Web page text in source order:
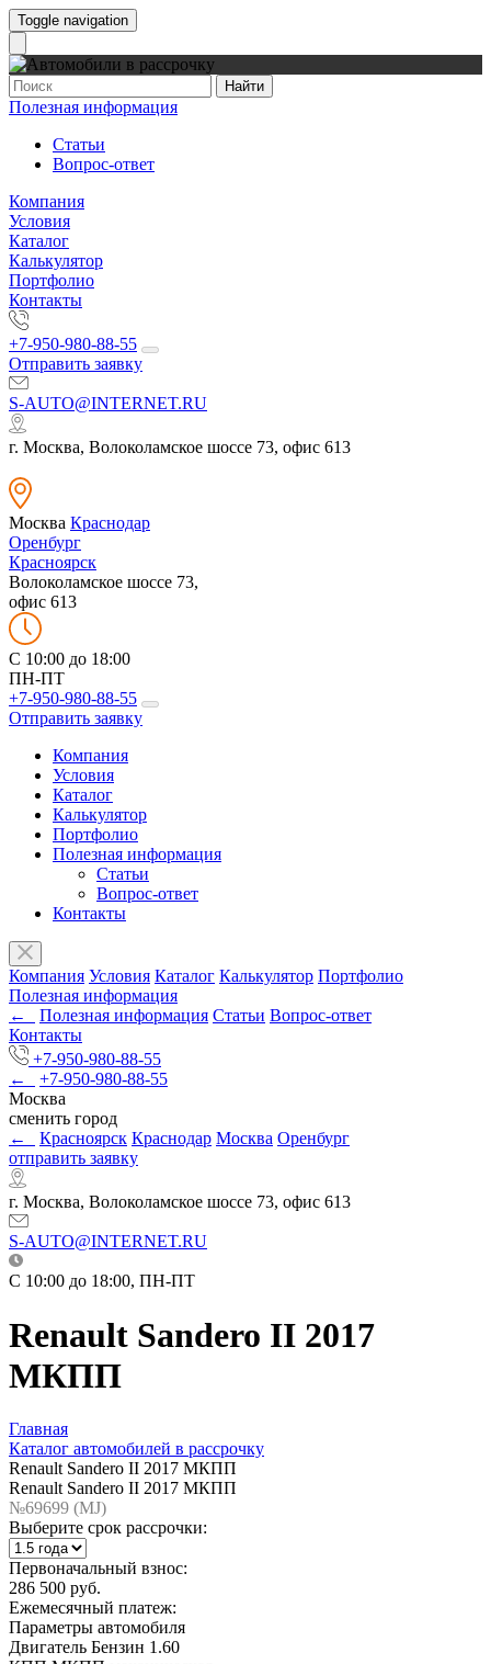
Toggle navigation
Найти
Полезная информация
Статьи
Вопрос-ответ
Компания
Условия
Каталог
Калькулятор
Портфолио
Контакты
+7-950-980-88-55
Отправить заявку
S-AUTO@INTERNET.RU
г. Москва, Волоколамское шоссе 73, офис 613
Москва Краснодар
Оренбург
Красноярск
Волоколамское шоссе 73,
офис 613
C 10:00 до 18:00
ПН-ПТ
+7-950-980-88-55
Отправить заявку
Компания
Условия
Каталог
Калькулятор
Портфолио
Полезная информация
Статьи
Вопрос-ответ
Контакты
Компания Условия Каталог Калькулятор Портфолио
Полезная информация
←
Полезная информация Статьи Вопрос-ответ
Контакты
+7-950-980-88-55
←
+7-950-980-88-55
Москва
сменить город
←
Красноярск Краснодар Москва Оренбург
отправить заявку
г. Москва, Волоколамское шоссе 73, офис 613
S-AUTO@INTERNET.RU
C 10:00 до 18:00, ПН-ПТ
Renault Sandero II 2017
МКПП
Главная
Каталог автомобилей в рассрочку
Renault Sandero II 2017 МКПП
Renault Sandero II 2017 МКПП
№69699 (МJ)
Выберите срок рассрочки:
Первоначальный взнос:
286 500 руб.
Ежемесячный платеж:
Параметры автомобиля
Двигатель Бензин 1.60